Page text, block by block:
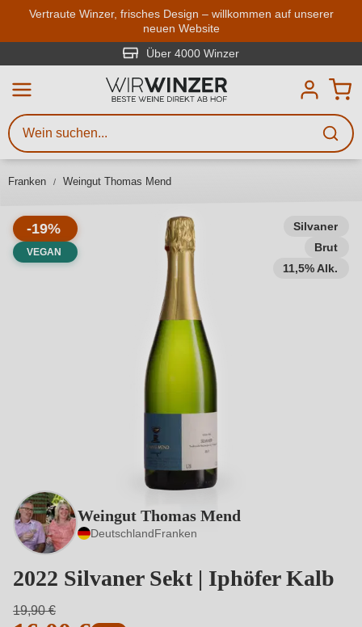
Zum Hauptinhalt springen
Vertraute Winzer, frisches Design – willkommen auf unserer
neuen Website
Über 4000 Winzer
Franken Weingut Thomas Mend
Silvaner
Brut
11,5% Alk.
-19%
VEGAN
Weingut Thomas Mend
DeutschlandFranken
2022 Silvaner Sekt | Iphöfer Kalb
19,90 €
Weinsuche
Mindestens 3 Zeichen eingeben
Beschreiben Sie, welchen Wein
Sie suchen – ob nach Geschmack,